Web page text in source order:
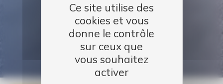
Ce site utilise des
cookies et vous
donne le contrôle
sur ceux que
vous souhaitez
activer